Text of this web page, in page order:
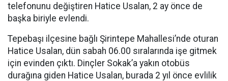
telefonunu değiştiren Hatice Usalan, 2 ay önce de
başka biriyle evlendi.
Tepebaşı ilçesine bağlı Şirintepe Mahallesi’nde oturan
Hatice Usalan, dün sabah 06.00 sıralarında işe gitmek
için evinden çıktı. Dinçler Sokak’a yakın otobüs
durağına giden Hatice Usalan, burada 2 yıl önce evlilik